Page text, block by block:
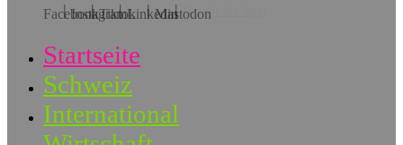
Hol dir die App!
Startseite
Schweiz
International